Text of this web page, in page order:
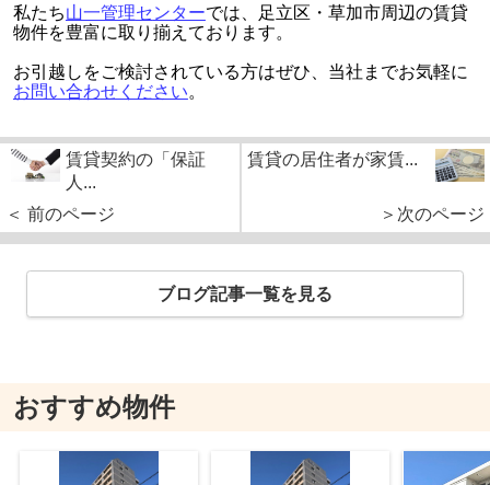
私たち山一管理センターでは、足立区・草加市周辺の賃貸
物件を豊富に取り揃えております。
お引越しをご検討されている方はぜひ、当社までお気軽に
お問い合わせください。
賃貸契約の「保証
人...
＜ 前のページ
賃貸の居住者が家賃...
＞次のページ
ブログ記事一覧を見る
おすすめ物件